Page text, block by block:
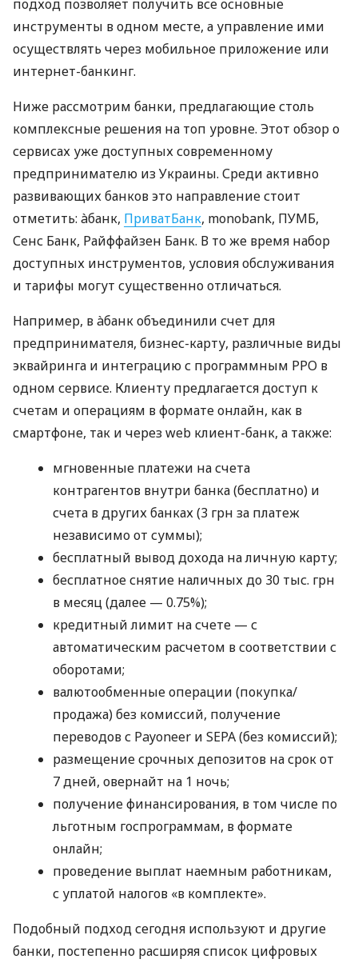
подход позволяет получить все основные
инструменты в одном месте, а управление ими
осуществлять через мобильное приложение или
интернет-банкинг.
Ниже рассмотрим банки, предлагающие столь
комплексные решения на топ уровне. Этот обзор о
сервисах уже доступных современному
предпринимателю из Украины. Среди активно
развивающих банков это направление стоит
отметить: àбанк, ПриватБанк, monobank, ПУМБ,
Сенс Банк, Райффайзен Банк. В то же время набор
доступных инструментов, условия обслуживания
и тарифы могут существенно отличаться.
Например, в àбанк объединили счет для
предпринимателя, бизнес-карту, различные виды
эквайринга и интеграцию с программным РРО в
одном сервисе. Клиенту предлагается доступ к
счетам и операциям в формате онлайн, как в
смартфоне, так и через web клиент-банк, а также:
мгновенные платежи на счета
контрагентов внутри банка (бесплатно) и
счета в других банках (3 грн за платеж
независимо от суммы);
бесплатный вывод дохода на личную карту;
бесплатное снятие наличных до 30 тыс. грн
в месяц (далее — 0.75%);
кредитный лимит на счете — с
автоматическим расчетом в соответствии с
оборотами;
валютообменные операции (покупка/
продажа) без комиссий, получение
переводов с Payoneer и SEPA (без комиссий);
размещение срочных депозитов на срок от
7 дней, овернайт на 1 ночь;
получение финансирования, в том числе по
льготным госпрограммам, в формате
онлайн;
проведение выплат наемным работникам,
с уплатой налогов «в комплекте».
Подобный подход сегодня используют и другие
банки, постепенно расширяя список цифровых